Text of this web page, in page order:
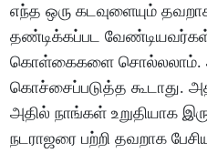
எந்த ஒரு கடவுளையும்
தண்டிக்கப்பட
கொள்கைகளை சொல்லலாம்.
கொச்சைப்படுத்த கூடாது.
அதில் நாங்கள் உறுதியாக
நடராஜரை பற்றி தவறாக